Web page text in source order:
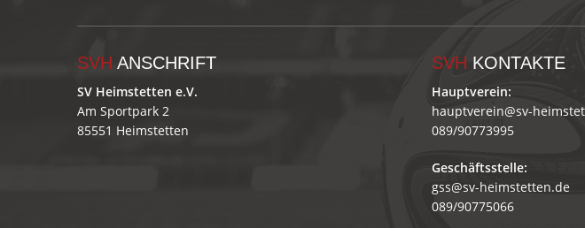
SVH ANSCHRIFT
SV Heimstetten e.V.
Am Sportpark 2
85551 Heimstetten
SVH KONTAKTE
Hauptverein:
hauptverein@sv-
089/90773995
Geschäftsstelle:
gss@sv-heimstetten.de
089/90775066